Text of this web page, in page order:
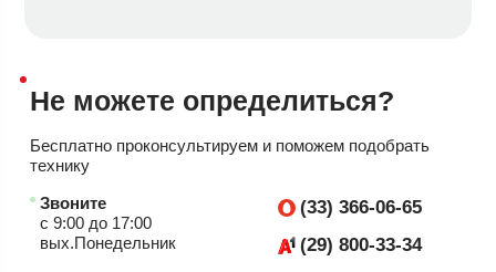
Не можете определиться?
Бесплатно проконсультируем и поможем подобрать
технику
Звоните
с 9:00 до 17:00
вых.Понедельник
(33) 366-06-65
(29) 800-33-34